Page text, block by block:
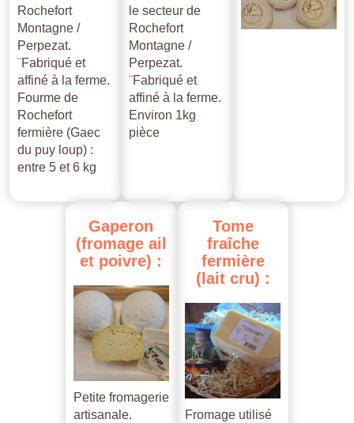
Rochefort
Montagne /
Perpezat.
¨Fabriqué et
affiné à la ferme.
Fourme de
Rochefort
fermière (Gaec
du puy loup) :
entre 5 et 6 kg
le secteur de
Rochefort
Montagne /
Perpezat.
¨Fabriqué et
affiné à la ferme.
Environ 1kg
pièce
Gaperon
(fromage ail
et poivre) :
Petite fromagerie
artisanale.
Tome
fraîche
fermière
(lait cru) :
Fromage utilisé